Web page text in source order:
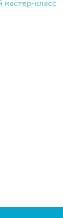
мастер-класс